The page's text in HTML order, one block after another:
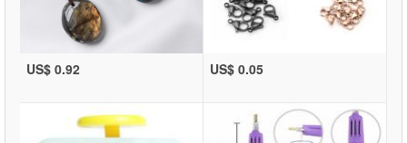
US$ 0.92 US$ 0.05